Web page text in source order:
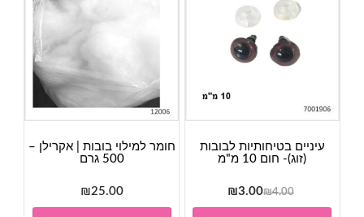
עיניים בטיחותיות לבובות
(זוג)- חום 10 מ"מ
₪4.00
המחיר
המקורי
₪3.00
הנוכחי
חומר למילוי בובות | אקרילן –
500 גרם
₪25.00